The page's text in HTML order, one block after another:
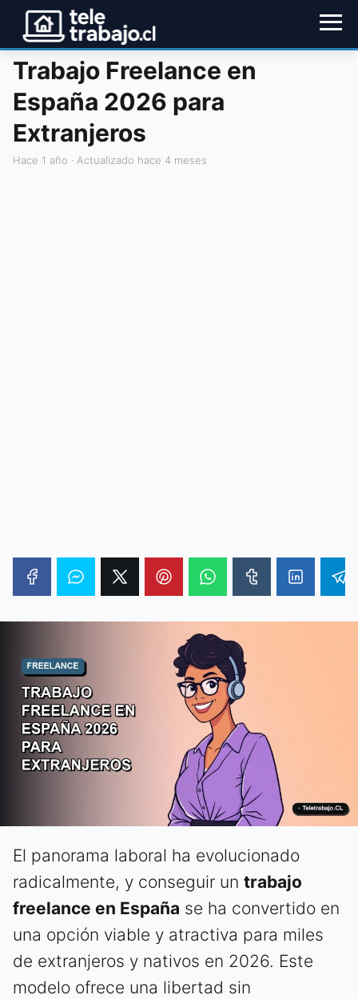
Trabajo Freelance en
España 2026 para
Extranjeros
hace 1 año · Actualizado hace 4 meses
El panorama laboral ha evolucionado
radicalmente, y conseguir un trabajo
freelance en España se ha convertido en
una opción viable y atractiva para miles
de extranjeros y nativos en 2026. Este
modelo ofrece una libertad sin